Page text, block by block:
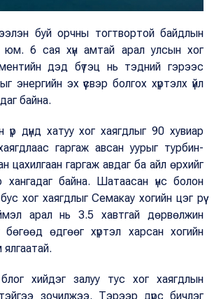
буй орчны тогтвортой байдлын
юм. 6 сая хүн амтай арал улсын хог
дэд бүтэц нь тэдний гэрээс
энергийн эх үүсвэр болгох хүртэлх үйл
байна.
дүнд хатуу хог хаягдлыг 90 хувиар
гаргаж авсан уурыг турбин-
цахилгаан гаргаж авдаг ба айл өрхийг
хангадаг байна. Шатаасан үнс болон
хог хаягдлыг Семакау хогийн цэг рүү
арал нь 3.5 хавтгай дөрвөлжин
бөгөөд өдгөөг хүртэл харсан хогийн
ялгаатай.
хийдэг залуу тус хог хаягдлын
зочилжээ. Тэрээр дүрс бичлэг